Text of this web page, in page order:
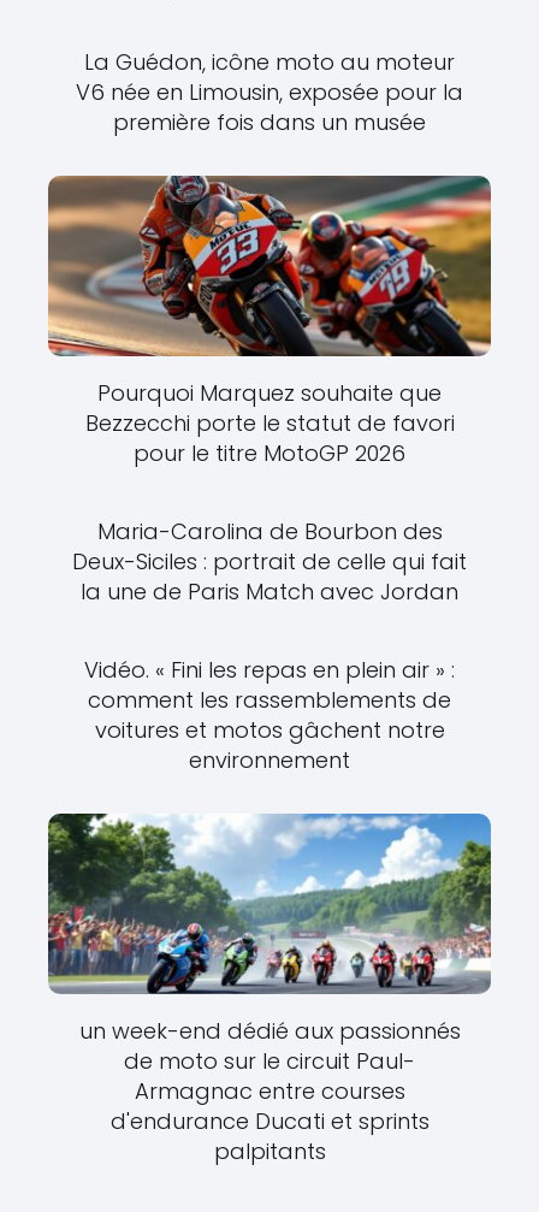
La Guédon, icône moto au moteur
V6 née en Limousin, exposée pour la
première fois dans un musée
Pourquoi Marquez souhaite que
Bezzecchi porte le statut de favori
pour le titre MotoGP 2026
Maria-Carolina de Bourbon des
Deux-Siciles : portrait de celle qui fait
la une de Paris Match avec Jordan
Vidéo. « Fini les repas en plein air » :
comment les rassemblements de
voitures et motos gâchent notre
environnement
un week-end dédié aux passionnés
de moto sur le circuit Paul-
Armagnac entre courses
d'endurance Ducati et sprints
palpitants